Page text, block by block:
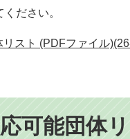
ださい。
スト (PDFファイル
可能団体